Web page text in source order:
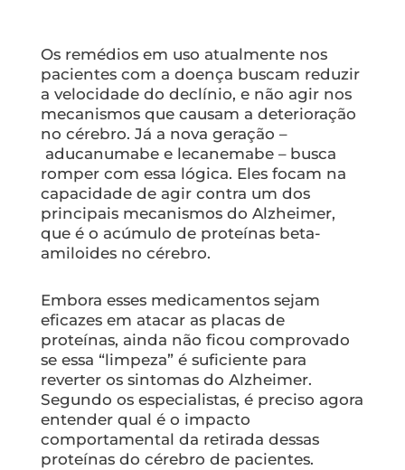
Os remédios em uso atualmente nos
pacientes com a doença buscam reduzir
a velocidade do declínio, e não agir nos
mecanismos que causam a deterioração
no cérebro. Já a nova geração –
aducanumabe e lecanemabe – busca
romper com essa lógica. Eles focam na
capacidade de agir contra um dos
principais mecanismos do Alzheimer,
que é o acúmulo de proteínas beta-
amiloides no cérebro.
Embora esses medicamentos sejam
eficazes em atacar as placas de
proteínas, ainda não ficou comprovado
se essa “limpeza” é suficiente para
reverter os sintomas do Alzheimer.
Segundo os especialistas, é preciso agora
entender qual é o impacto
comportamental da retirada dessas
proteínas do cérebro de pacientes.